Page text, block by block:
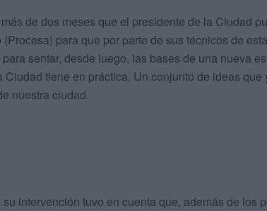
de dos meses que el presidente de la Ciudad
(Procesa) para que por parte de sus técnicos de
sentar, desde luego, las bases de una nueva
Ciudad tiene en práctica. Un conjunto de ideas
nuestra ciudad.
su intervención tuvo en cuenta que, además de los